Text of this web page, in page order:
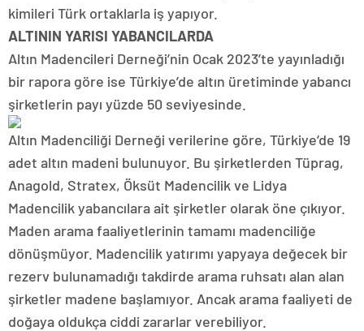
kimileri Türk ortaklarla iş yapıyor.
ALTININ YARISI YABANCILARDA
Altın Madencileri Derneği’nin Ocak 2023’te yayınladığı
bir rapora göre ise Türkiye’de altın üretiminde yabancı
şirketlerin payı yüzde 50 seviyesinde.
Altın Madenciliği Derneği verilerine göre, Türkiye’de 19
adet altın madeni bulunuyor. Bu şirketlerden Tüprag,
Anagold, Stratex, Öksüt Madencilik ve Lidya
Madencilik yabancılara ait şirketler olarak öne çıkıyor.
Maden arama faaliyetlerinin tamamı madenciliğe
dönüşmüyor. Madencilik yatırımı yapyaya değecek bir
rezerv bulunamadığı takdirde arama ruhsatı alan alan
şirketler madene başlamıyor. Ancak arama faaliyeti de
doğaya oldukça ciddi zararlar verebiliyor.